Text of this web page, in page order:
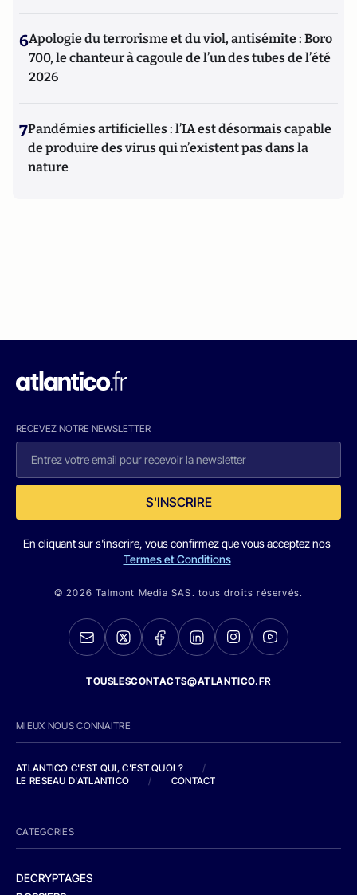
6Apologie du terrorisme et du viol, antisémite : Boro
700, le chanteur à cagoule de l’un des tubes de l’été
2026
7Pandémies artificielles : l’IA est désormais capable
de produire des virus qui n’existent pas dans la
nature
RECEVEZ NOTRE NEWSLETTER
S'INSCRIRE
En cliquant sur s'inscrire, vous confirmez que vous acceptez nos
Termes et Conditions
© 2026 Talmont Media SAS. tous droits réservés.
TOUSLESCONTACTS@ATLANTICO.FR
MIEUX NOUS CONNAITRE
ATLANTICO C'EST QUI, C'EST QUOI ?
/
LE RESEAU D'ATLANTICO
/ CONTACT
CATEGORIES
DECRYPTAGES